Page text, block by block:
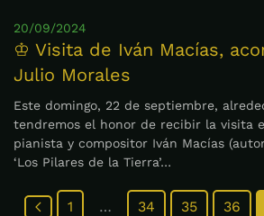
20/09/2024
♔ Visita de Iván Macías,
Julio Morales
Este domingo, 22 de septiembre,
tendremos el honor de recibir la visita
pianista y compositor Iván Macías
‘Los Pilares de la Tierra’…
1 … 34 35 36